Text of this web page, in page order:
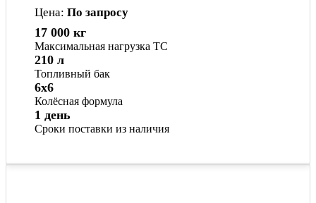
Цена: По запросу
Максимальная нагрузка ТС
17 000 кг
Топливный бак
210 л
Колёсная формула
6x6
Сроки поставки из наличия
1 день